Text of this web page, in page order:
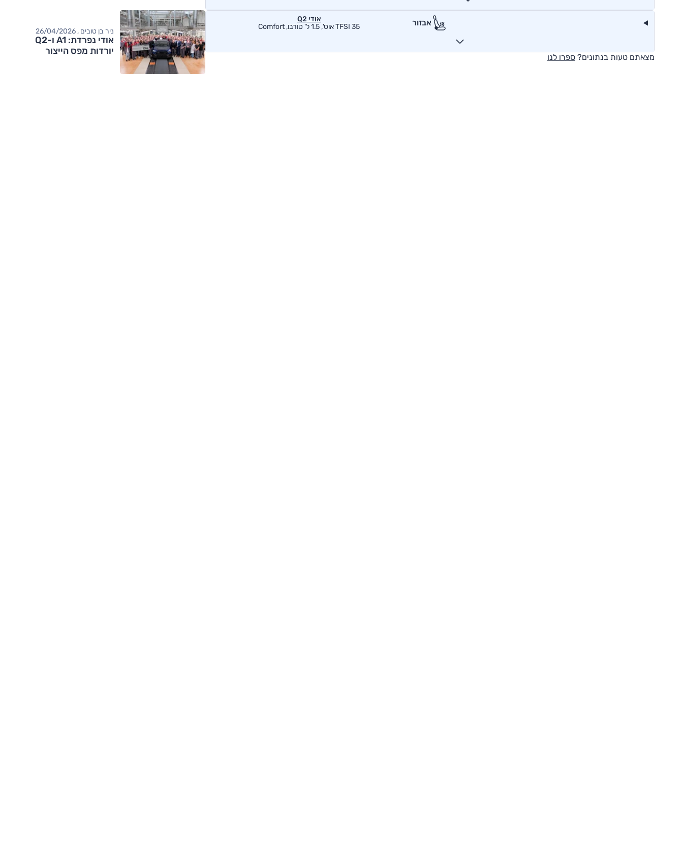
אבזור
אודי Q2
35 TFSI אוט', 1.5 ל' טורבו, Comfort
מצאתם טעות בנתונים? ספרו לנו
ניר בן טובים , 26/04/2026
אודי נפרדת: A1 ו-Q2
יורדות מפס הייצור
מותגים מתחרים